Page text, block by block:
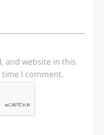
and website in this
I comment.